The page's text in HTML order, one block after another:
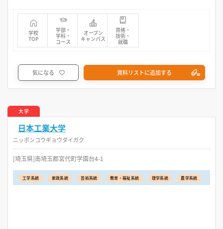
学校
TOP
学部・
学科・
コース
オープン
キャンパス
資格・
技術・
就職
気になる 資料リストに追加する
大学
日本工業大学
ニッポンコウギョウダイガク
[埼玉県]南埼玉郡宮代町学園台4-1
工学系統 家政系統 芸術系統 教育・福祉系統 理学系統 農学系統